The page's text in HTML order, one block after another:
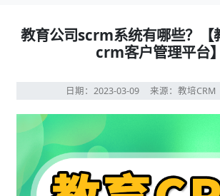
教育公司scrm系统有哪些？【
crm客户管理平台】
日期：2023-03-09 来源：教培CRM